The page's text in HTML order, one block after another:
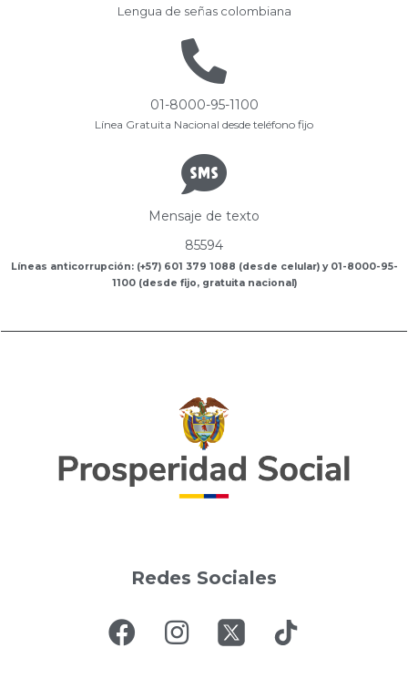
Lengua de señas colombiana
01-8000-95-1100
Línea Gratuita Nacional desde teléfono fijo
Mensaje de texto
85594
Líneas anticorrupción: (+57) 601 379 1088 (desde celular) y 01-8000-95-
1100 (desde fijo, gratuita nacional)
Redes Sociales